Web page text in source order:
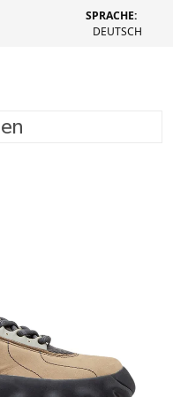
SPRACHE:
DEUTSCH